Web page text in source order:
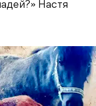
Настя